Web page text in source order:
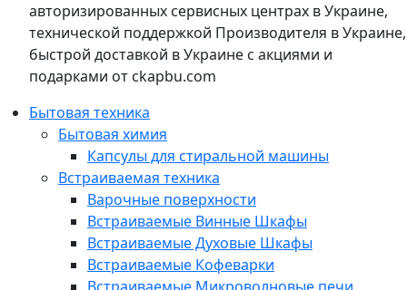
авторизированных сервисных центрах в Украине,
технической поддержкой Производителя в Украине,
быстрой доставкой в Украине с акциями и
подарками от ckapbu.com
Бытовая техника
Бытовая химия
Капсулы для стиральной машины
Встраиваемая техника
Варочные поверхности
Встраиваемые Винные Шкафы
Встраиваемые Духовые Шкафы
Встраиваемые Кофеварки